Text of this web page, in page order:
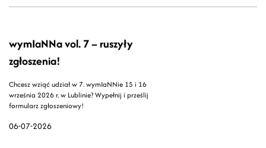
06-07-2026
wymIaNNa vol. 7 – ruszyły
zgłoszenia!
Chcesz wziąć udział w 7. wymIaNNie 15 i 16
września 2026 r. w Lublinie? Wypełnij i prześlij
formularz zgłoszeniowy!